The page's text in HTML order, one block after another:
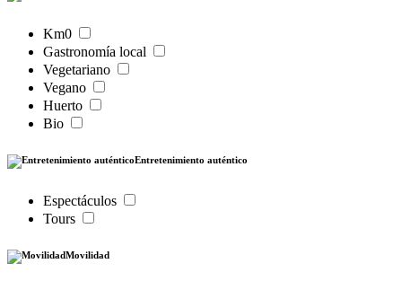
Km0
Gastronomía local
Vegetariano
Vegano
Huerto
Bio
Entretenimiento auténtico
Espectáculos
Tours
Movilidad